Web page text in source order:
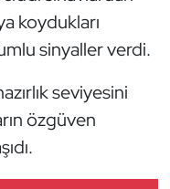
koydukları
sinyaller verdi.
seviyesini
özgüven